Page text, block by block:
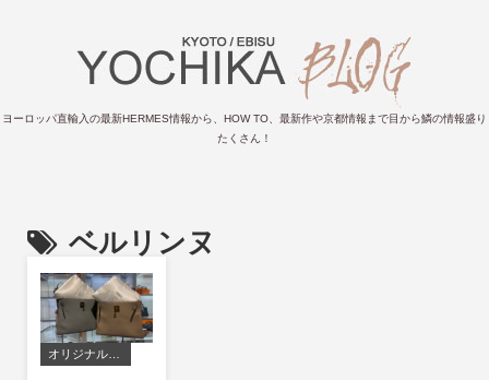
ヨーロッパ直輸入の最新HERMES情報から、HOW TO、最新作や京都情報まで目から鱗の情報盛り
たくさん！
ベルリンヌ
オリジナルバッグピロー